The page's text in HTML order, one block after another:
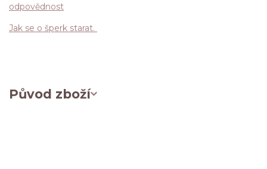
odpovědnost
Jak se o šperk starat.
Původ zboží